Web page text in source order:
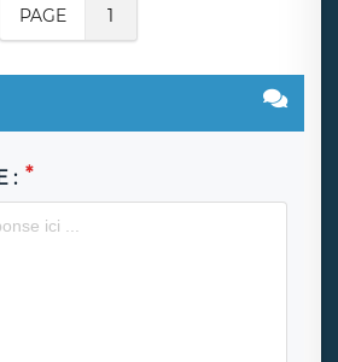
PAGE 1
: